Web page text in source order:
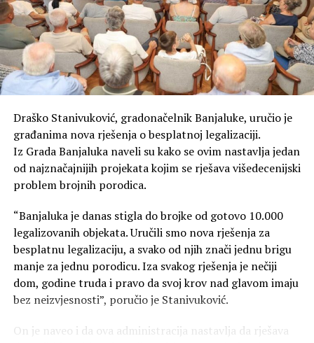
Draško Stanivuković, gradonačelnik Banjaluke, uručio je
građanima nova rješenja o besplatnoj legalizaciji.
Iz Grada Banjaluka naveli su kako se ovim nastavlja jedan
od najznačajnijih projekata kojim se rješava višedecenijski
problem brojnih porodica.
“Banjaluka je danas stigla do brojke od gotovo 10.000
legalizovanih objekata. Uručili smo nova rješenja za
besplatnu legalizaciju, a svako od njih znači jednu brigu
manje za jednu porodicu. Iza svakog rješenja je nečiji
dom, godine truda i pravo da svoj krov nad glavom imaju
bez neizvjesnosti”, poručio je Stanivuković.
On je naveo i da ova administracija nastavlja da rješava